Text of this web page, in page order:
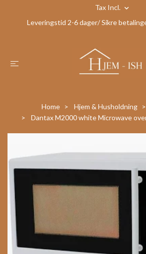
Tax Incl.
Leveringstid 2-6 dager/ Sikre
Home Hjem & Husholdning
Dantax M2000 white Microwave